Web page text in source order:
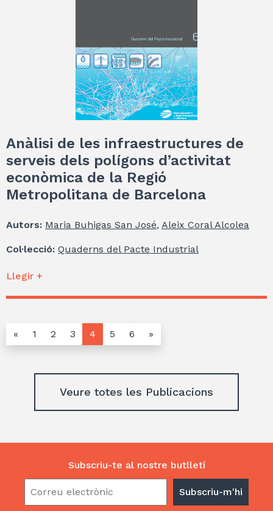
Anàlisi de les infraestructures de
serveis dels polígons d’activitat
econòmica de la Regió
Metropolitana de Barcelona
Autors: Maria Buhigas San José, Aleix Coral Alcolea
Col·lecció: Quaderns del Pacte Industrial
Llegir +
« 1 2 3 4 5 6 »
Veure totes les Publicacions
Subscriu-te al nostre butlletí